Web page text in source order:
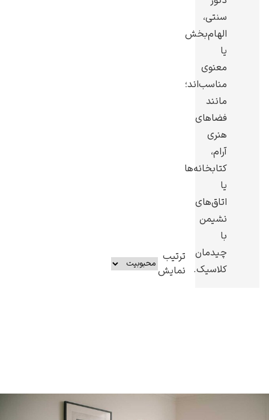
سنتی،
الهام‌بخش
یا
معنوی
مناسب‌اند؛
مانند
فضاهای
هنری
آرام،
کتابخانه‌ها
یا
اتاق‌های
نشیمن
با
چیدمان
کلاسیک.
ترتیب
نمایش